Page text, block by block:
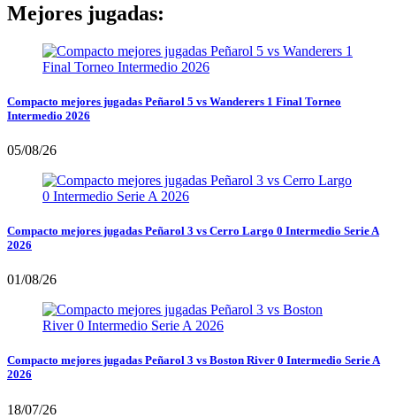
Mejores jugadas:
Compacto mejores jugadas Peñarol 5 vs Wanderers 1 Final Torneo
Intermedio 2026
05/08/26
Compacto mejores jugadas Peñarol 3 vs Cerro Largo 0 Intermedio Serie A
2026
01/08/26
Compacto mejores jugadas Peñarol 3 vs Boston River 0 Intermedio Serie A
2026
18/07/26